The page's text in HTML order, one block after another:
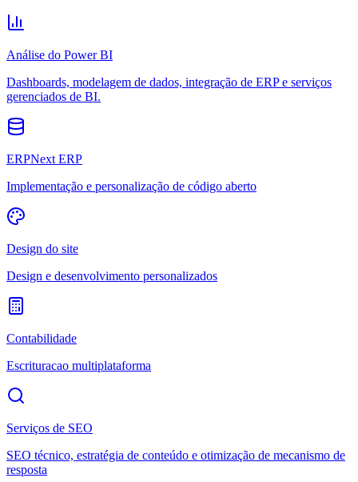
Análise do Power BI
Dashboards, modelagem de dados, integração de ERP e serviços
gerenciados de BI.
ERPNext ERP
Implementação e personalização de código aberto
Design do site
Design e desenvolvimento personalizados
Contabilidade
Escrituracao multiplataforma
Serviços de SEO
SEO técnico, estratégia de conteúdo e otimização de mecanismo de
resposta